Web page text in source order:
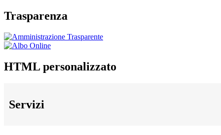
Trasparenza
HTML personalizzato
Servizi